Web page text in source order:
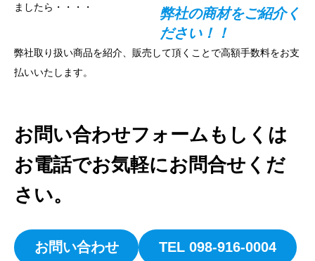
ましたら・・・・
弊社の商材をご紹介く
ださい！！
弊社取り扱い商品を紹介、販売して頂くことで高額手数料をお支
払いいたします。
お問い合わせフォームもしくは
お電話でお気軽にお問合せくだ
さい。
お問い合わせ TEL 098-916-0004